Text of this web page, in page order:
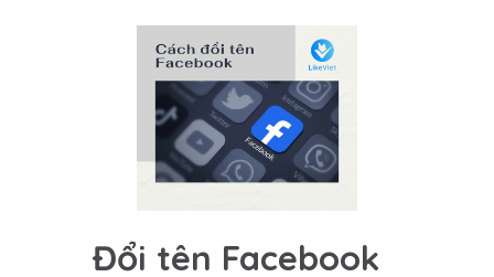
Đổi tên Facebook